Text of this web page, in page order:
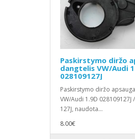
Paskirstymo diržo
dangtelis VW/Audi
028109127J
Paskirstymo diržo
VW/Audi 1.9D 028109127J
127J, naudota...
8.00€